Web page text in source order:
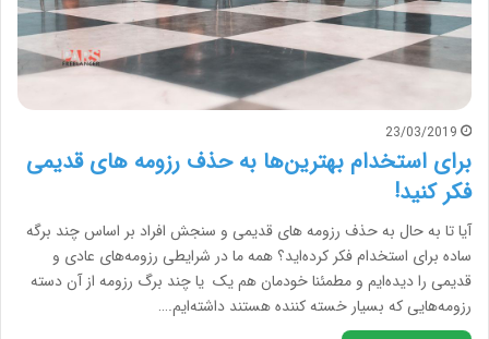
23/03/2019
برای استخدام بهترین‌ها به حذف رزومه های قدیمی
فکر کنید!
آیا تا به حال به حذف رزومه های قدیمی و سنجش افراد بر اساس چند برگه
ساده برای استخدام فکر کرده‌اید؟ همه ما در شرایطی رزومه‌های عادی و
قدیمی را دیده‌ایم و مطمئنا خودمان هم یک یا چند برگ رزومه از آن دسته
رزومه‌هایی که بسیار خسته کننده هستند داشته‌ایم.…